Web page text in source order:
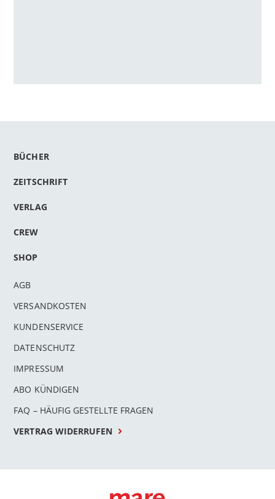
BÜCHER
ZEITSCHRIFT
VERLAG
CREW
SHOP
AGB
VERSANDKOSTEN
KUNDENSERVICE
DATENSCHUTZ
IMPRESSUM
ABO KÜNDIGEN
FAQ – HÄUFIG GESTELLTE FRAGEN
VERTRAG WIDERRUFEN